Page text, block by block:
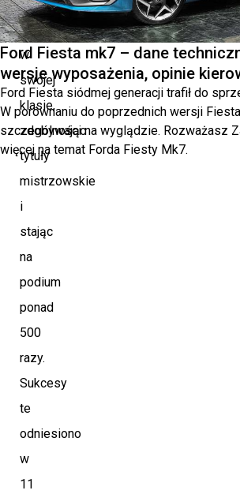
najbardziej
pożądanych
w
swojej
klasie,
zdobywając
tytuły
mistrzowskie
i
stając
na
podium
ponad
500
razy.
Sukcesy
te
odniesiono
w
11
Ford Fiesta mk7 – dane
wersje wyposażenia, opinie
Ford Fiesta siódmej generacji trafił do
W porównaniu do poprzednich wersji
szczególności na wyglądzie. Rozważasz
więcej na temat Forda Fiesty Mk7.